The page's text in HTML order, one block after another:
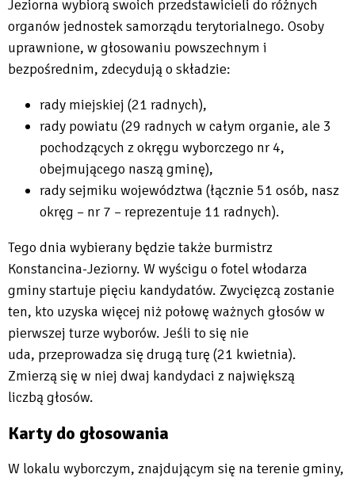
Jeziorna wybiorą swoich przedstawicieli do różnych
organów jednostek samorządu terytorialnego. Osoby
uprawnione, w głosowaniu powszechnym i
bezpośrednim, zdecydują o składzie:
rady miejskiej (21 radnych),
rady powiatu (29 radnych w całym organie, ale 3
pochodzących z okręgu wyborczego nr 4,
obejmującego naszą gminę),
rady sejmiku województwa (łącznie 51 osób, nasz
okręg – nr 7 – reprezentuje 11 radnych).
Tego dnia wybierany będzie także burmistrz
Konstancina-Jeziorny. W wyścigu o fotel włodarza
gminy startuje pięciu kandydatów. Zwycięzcą zostanie
ten, kto uzyska więcej niż połowę ważnych głosów w
pierwszej turze wyborów. Jeśli to się nie
uda, przeprowadza się drugą turę (21 kwietnia).
Zmierzą się w niej dwaj kandydaci z największą
liczbą głosów.
Karty do głosowania
W lokalu wyborczym, znajdującym się na terenie gminy,